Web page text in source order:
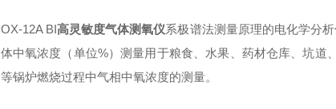
OX-12A BI高灵敏度气体测氧仪系极谱法测量原理的电化学分
体中氧浓度（单位%）测量用于粮食、水果、药材仓库、坑
等锅炉燃烧过程中气相中氧浓度的测量。